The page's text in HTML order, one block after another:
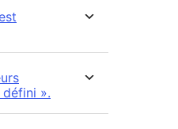
défini ».